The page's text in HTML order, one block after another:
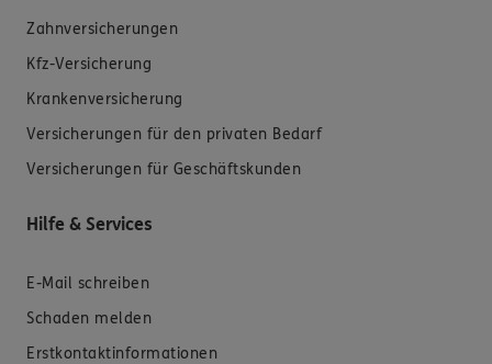
Zahnversicherungen
Kfz-Versicherung
Krankenversicherung
Versicherungen für den privaten Bedarf
Versicherungen für Geschäftskunden
Hilfe & Services
E-Mail schreiben
Schaden melden
Erstkontaktinformationen